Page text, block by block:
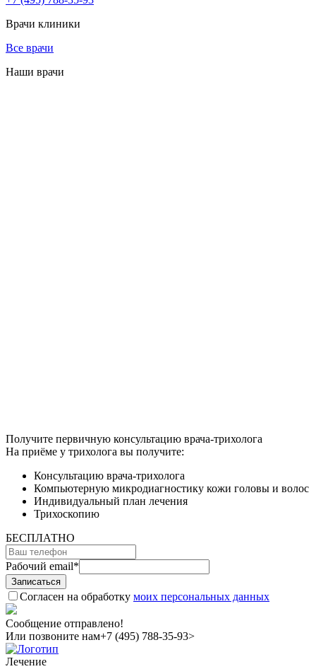
Врачи клиники
Все врачи
Наши врачи
Получите первичную консультацию врача-трихолога
На приёме у трихолога вы получите:
Консультацию врача-трихолога
Компьютерную микродиагностику кожи головы и волос
Индивидуальный план лечения
Трихоскопию
БЕСПЛАТНО
Рабочий email*
Согласен на обработку моих персональных данных
Сообщение отправлено!
Или позвоните нам+7 (495) 788-35-93>
Лечение